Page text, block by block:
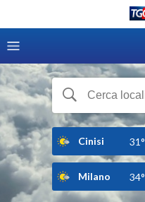
Cinisi 31°
Milano 34°